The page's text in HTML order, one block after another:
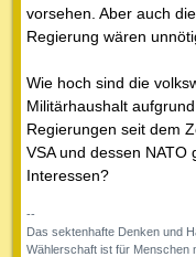
vorsehen. Aber auch
Regierung wären
Wie hoch sind die
Militärhaushalt
Regierungen seit dem
VSA und dessen
Interessen?
--
Das sektenhafte Denken und
Wählerschaft ist für Menschen